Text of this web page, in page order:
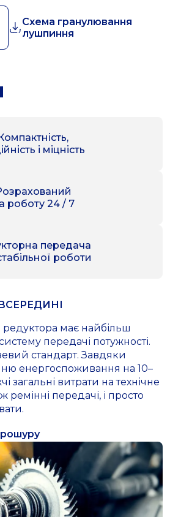
Схема гранулювання
лушпиння
і міцність
роботу 24 / 7
передача
роботи
редуктора має найбільш
передачі потужності.
стандарт. Завдяки
енергоспоживання на 10–
загальні витрати на технічне
ремінні передачі, і просто